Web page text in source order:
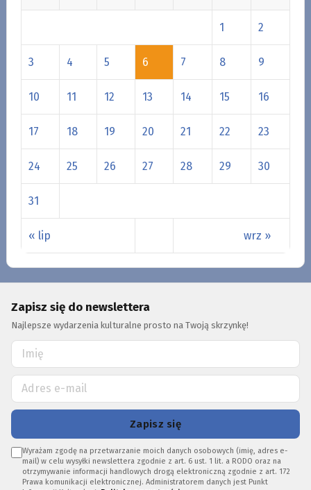
« lip wrz »
1 2
3 4 5 6 7 8 9
10 11 12 13 14 15 16
17 18 19 20 21 22 23
24 25 26 27 28 29 30
31
Zapisz się do newslettera
Najlepsze wydarzenia kulturalne prosto na Twoją skrzynkę!
Zapisz się
Wyrażam zgodę na przetwarzanie moich danych osobowych (imię, adres e-
mail) w celu wysyłki newslettera zgodnie z art. 6 ust. 1 lit. a RODO oraz na
otrzymywanie informacji handlowych drogą elektroniczną zgodnie z art. 172
Prawa komunikacji elektronicznej. Administratorem danych jest Punkt